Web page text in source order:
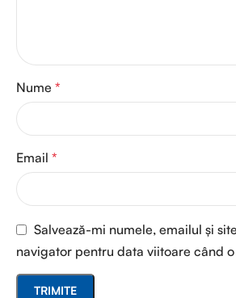
Nume *
Email *
Salvează-mi numele, emailul și
navigator pentru data viitoare când